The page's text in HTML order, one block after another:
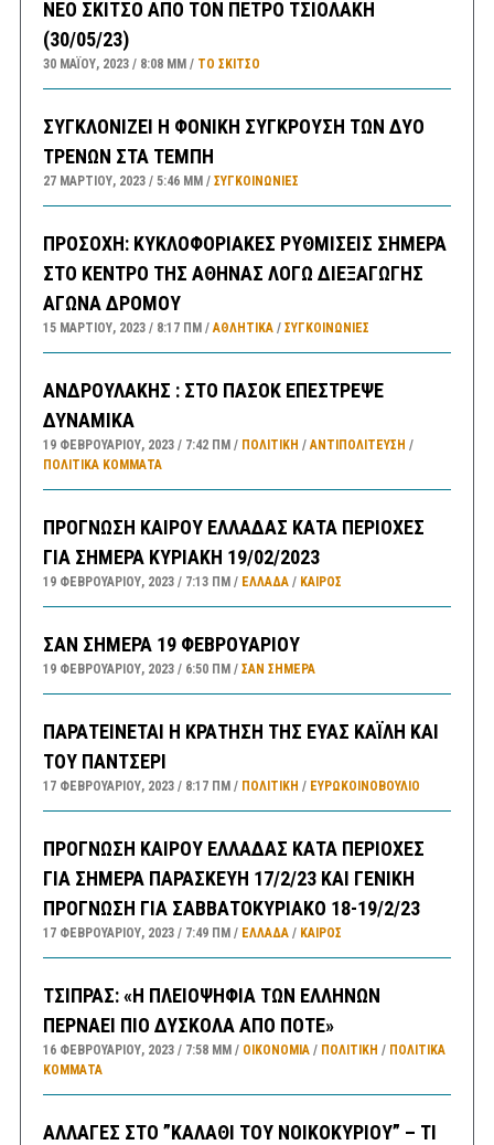
ΝΕΟ ΣΚΙΤΣΟ ΑΠΟ ΤΟΝ ΠΕΤΡΟ ΤΣΙΟΛΑΚΗ
(30/05/23)
30 ΜΑΪ́ΟΥ, 2023 8:08 ΜΜ ΤΟ ΣΚΊΤΣΟ
ΣΥΓΚΛΟΝΙΖΕΙ Η ΦΟΝΙΚΗ ΣΥΓΚΡΟΥΣΗ ΤΩΝ ΔΥΟ
ΤΡΕΝΩΝ ΣΤΑ ΤΕΜΠΗ
27 ΜΑΡΤΊΟΥ, 2023 5:46 ΜΜ ΣΥΓΚΟΙΝΩΝΊΕΣ
ΠΡΟΣΟΧΗ: ΚΥΚΛΟΦΟΡΙΑΚΕΣ ΡΥΘΜΙΣΕΙΣ ΣΗΜΕΡΑ
ΣΤΟ ΚΕΝΤΡΟ ΤΗΣ ΑΘΗΝΑΣ ΛΟΓΩ ΔΙΕΞΑΓΩΓΗΣ
ΑΓΩΝΑ ΔΡΟΜΟΥ
15 ΜΑΡΤΊΟΥ, 2023 8:17 ΠΜ ΑΘΛΗΤΙΚΑ/ ΣΥΓΚΟΙΝΩΝΊΕΣ
ΑΝΔΡΟΥΛΑΚΗΣ : ΣΤΟ ΠΑΣΟΚ ΕΠΕΣΤΡΕΨΕ
ΔΥΝΑΜΙΚΑ
19 ΦΕΒΡΟΥΑΡΊΟΥ, 2023 7:42 ΠΜ ΠΟΛΙΤΙΚΗ /ΑΝΤΙΠΟΛΊΤΕΥΣΗ /
ΠΟΛΙΤΙΚΆ ΚΌΜΜΑΤΑ
ΠΡΟΓΝΩΣΗ ΚΑΙΡΟΥ ΕΛΛΑΔΑΣ ΚΑΤΑ ΠΕΡΙΟΧΕΣ
ΓΙΑ ΣΗΜΕΡΑ ΚΥΡΙΑΚΗ 19/02/2023
19 ΦΕΒΡΟΥΑΡΊΟΥ, 2023 7:13 ΠΜ ΕΛΛΑΔA/ ΚΑΙΡΌΣ
ΣΑΝ ΣΗΜΕΡΑ 19 ΦΕΒΡΟΥΑΡΙΟΥ
19 ΦΕΒΡΟΥΑΡΊΟΥ, 2023 6:50 ΠΜ ΣΑΝ ΣΉΜΕΡΑ
ΠΑΡΑΤΕΙΝΕΤΑΙ Η ΚΡΑΤΗΣΗ ΤΗΣ ΕΥΑΣ ΚΑΪΛΗ ΚΑΙ
ΤΟΥ ΠΑΝΤΣΕΡΙ
17 ΦΕΒΡΟΥΑΡΊΟΥ, 2023 8:17 ΠΜ ΠΟΛΙΤΙΚΗ / ΕΥΡΩΚΟΙΝΟΒΟΥΛΙΟ
ΠΡΟΓΝΩΣΗ ΚΑΙΡΟΥ ΕΛΛΑΔΑΣ ΚΑΤΑ ΠΕΡΙΟΧΕΣ
ΓΙΑ ΣΗΜΕΡΑ ΠΑΡΑΣΚΕΥΗ 17/2/23 ΚΑΙ ΓΕΝΙΚΗ
ΠΡΟΓΝΩΣΗ ΓΙΑ ΣΑΒΒΑΤΟΚΥΡΙΑΚΟ 18-19/2/23
17 ΦΕΒΡΟΥΑΡΊΟΥ, 2023 7:49 ΠΜ ΕΛΛΑΔA/ ΚΑΙΡΌΣ
ΤΣΙΠΡΑΣ: «Η ΠΛΕΙΟΨΗΦΙΑ ΤΩΝ ΕΛΛΗΝΩΝ
ΠΕΡΝΑΕΙ ΠΙΟ ΔΥΣΚΟΛΑ ΑΠΟ ΠΟΤΕ»
16 ΦΕΒΡΟΥΑΡΊΟΥ, 2023 7:58 ΜΜ ΟΙΚΟΝΟΜΙΑ/ ΠΟΛΙΤΙΚΗ / ΠΟΛΙΤΙΚΆ
ΚΌΜΜΑΤΑ
ΑΛΛΑΓΕΣ ΣΤΟ ”ΚΑΛΑΘΙ ΤΟΥ ΝΟΙΚΟΚΥΡΙΟΥ” – ΤΙ